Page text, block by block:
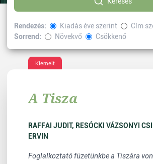
Rendezés: Kiadás éve szerint
Cím
Sorrend:
Növekvő Csökkenő
Kiválasztott címke:néprajz
Kiemelt
A Tisza
RAFFAI JUDIT, RESÓCKI VÁZSONYI CSILLA, KANYÓ
ERVIN
Foglalkoztató füzetünkbe a Tiszára